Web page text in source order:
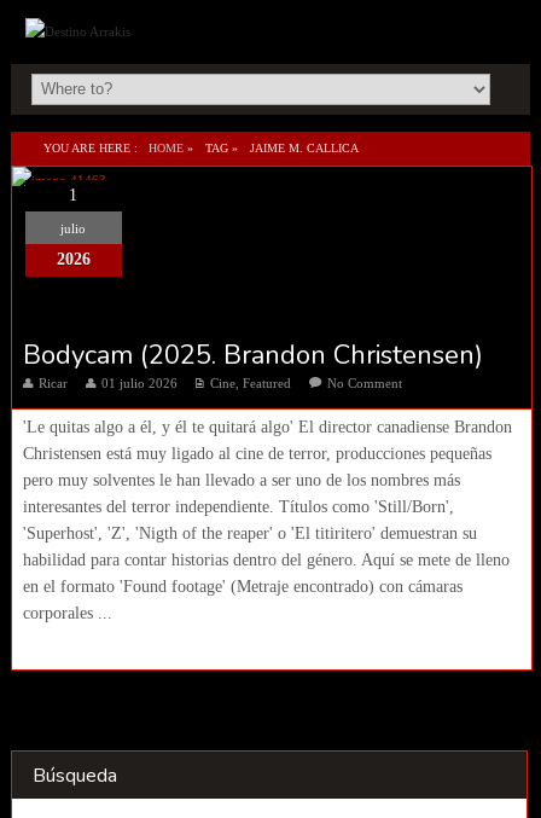
YOU ARE HERE : HOME » TAG » JAIME M. CALLICA
1
julio
2026
Bodycam (2025. Brandon Christensen)
Ricar 01 julio 2026 Cine, Featured No Comment
'Le quitas algo a él, y él te quitará algo' El director canadiense Brandon
Christensen está muy ligado al cine de terror, producciones pequeñas
pero muy solventes le han llevado a ser uno de los nombres más
interesantes del terror independiente. Títulos como 'Still/Born',
'Superhost', 'Z', 'Nigth of the reaper' o 'El titiritero' demuestran su
habilidad para contar historias dentro del género. Aquí se mete de lleno
en el formato 'Found footage' (Metraje encontrado) con cámaras
corporales ...
Búsqueda